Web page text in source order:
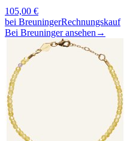
105,00 €
bei BreuningerRechnungskauf
Bei Breuninger ansehen →